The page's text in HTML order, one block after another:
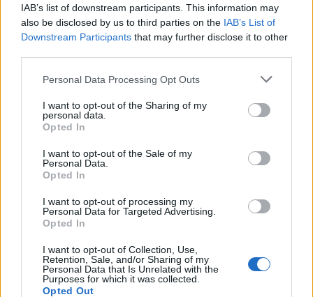
IAB’s list of downstream participants. This information may
also be disclosed by us to third parties on the IAB’s List of
Downstream Participants that may further disclose it to other
Please note that this website/app uses one or more Google
not limited to your visit or usage behaviour. You may click to
grant or deny consent to Google and its third-party tags to
use your data for below specified purposes in below Google
consent section.
Personal Data Processing Opt Outs
I want to opt-out of the Sharing of my
personal data.
Opted In
I want to opt-out of the Sale of my
Personal Data.
Opted In
I want to opt-out of processing my
Personal Data for Targeted Advertising.
Opted In
I want to opt-out of Collection, Use,
Retention, Sale, and/or Sharing of my
Personal Data that Is Unrelated with the
Purposes for which it was collected.
Opted Out
Címkék:sparta praha bajnokok kupája ecc metallurg
magnyitogorszk slovan bratislava
Ajánlott bejegyzések:
Zigmund Pálffy kettőt lőtt Munrónak